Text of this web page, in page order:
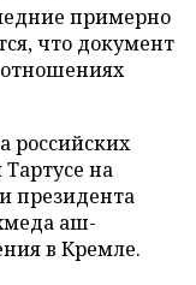
примерно
что документ
отношениях
российских
на
президента
аш-
в Кремле.